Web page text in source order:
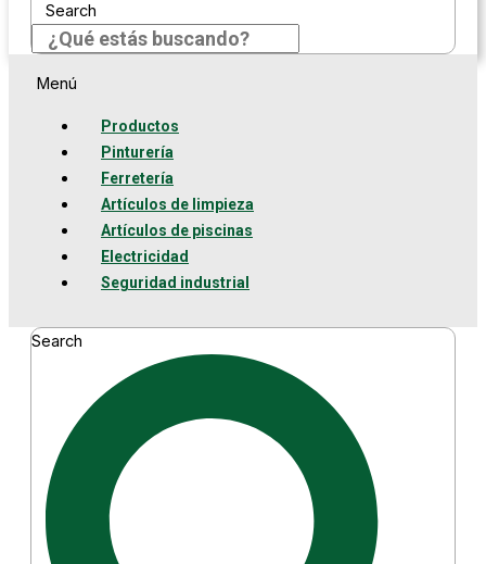
Search
Menú
Productos
Pinturería
Ferretería
Artículos de limpieza
Artículos de piscinas
Electricidad
Seguridad industrial
Search